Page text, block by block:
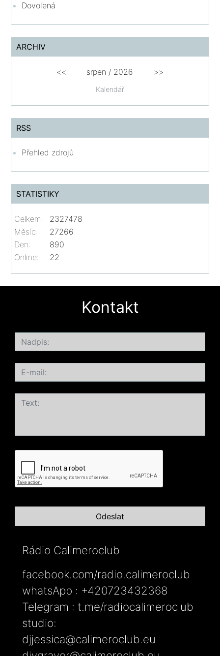
Dovolená
ARCHIV
Kalendář
<< srpen / 2026 >>
RSS
Přehled zdrojů
STATISTIKY
Online: 22
Celkem:
2327478
Měsíc:
27266
Den:
890
Kontakt
Rádio Calimeroclub
facebook.com/radio.calimeroclub
whatsApp : +420723432368
Telegram : t.me/radiocalimeroclub
studio:
djjessica@calimeroclub.eu